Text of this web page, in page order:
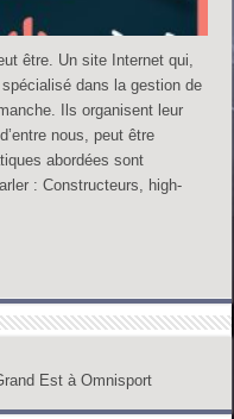
être. Un site Internet qui,
dans la gestion de
Ils organisent leur
nous, peut être
abordées sont
: Constructeurs, high-
Est à Omnisport